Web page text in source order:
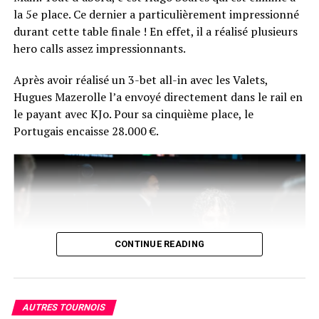
par donner une interview à Comanche.
La réaction du vainqueur fera certainement son petit
bonhomme de chemin sur les réseaux du poker
français… En plus de ça, Chotec risque de se souvenir
longtemps de sa photo d’après-victoire… en peignoir !
la 5e place. Ce dernier a particulièrement impressionné
durant cette table finale ! En effet, il a réalisé plusieurs
hero calls assez impressionnants.
Après avoir réalisé un 3-bet all-in avec les Valets,
Hugues Mazerolle l’a envoyé directement dans le rail en
le payant avec KJo. Pour sa cinquième place, le
Portugais encaisse 28.000 €.
CONTINUE READING
AUTRES TOURNOIS